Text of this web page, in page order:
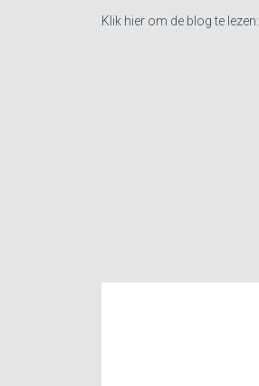
Klik hier om de blog te lezen: